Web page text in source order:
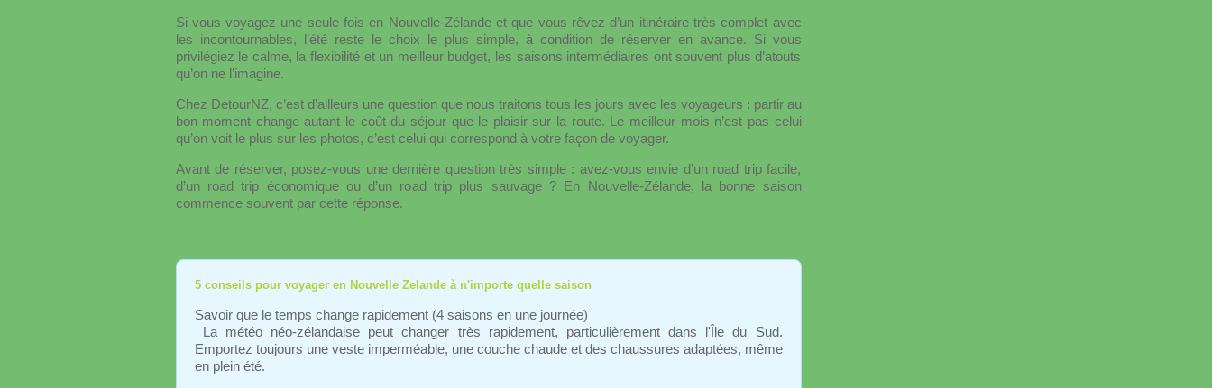
Si vous voyagez une seule fois en Nouvelle-Zélande et que vous rêvez d’un itinéraire très complet avec
les incontournables, l’été reste le choix le plus simple, à condition de réserver en avance. Si vous
privilégiez le calme, la flexibilité et un meilleur budget, les saisons intermédiaires ont souvent plus d’atouts
qu’on ne l’imagine.
Chez DetourNZ, c’est d’ailleurs une question que nous traitons tous les jours avec les voyageurs : partir au
bon moment change autant le coût du séjour que le plaisir sur la route. Le meilleur mois n’est pas celui
qu’on voit le plus sur les photos, c’est celui qui correspond à votre façon de voyager.
Avant de réserver, posez-vous une dernière question très simple : avez-vous envie d’un road trip facile,
d’un road trip économique ou d’un road trip plus sauvage ? En Nouvelle-Zélande, la bonne saison
commence souvent par cette réponse.
5 conseils pour voyager en Nouvelle Zelande à n'importe quelle saison
Savoir que le temps change rapidement (4 saisons en une journée)
La météo néo-zélandaise peut changer très rapidement, particulièrement dans l'Île du Sud.
Emportez toujours une veste imperméable, une couche chaude et des chaussures adaptées, même
en plein été.